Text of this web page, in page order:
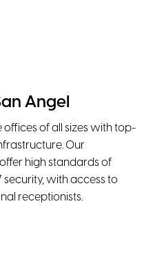
Angel
of all sizes with top-
Our
high standards of
security, with access to
receptionists.